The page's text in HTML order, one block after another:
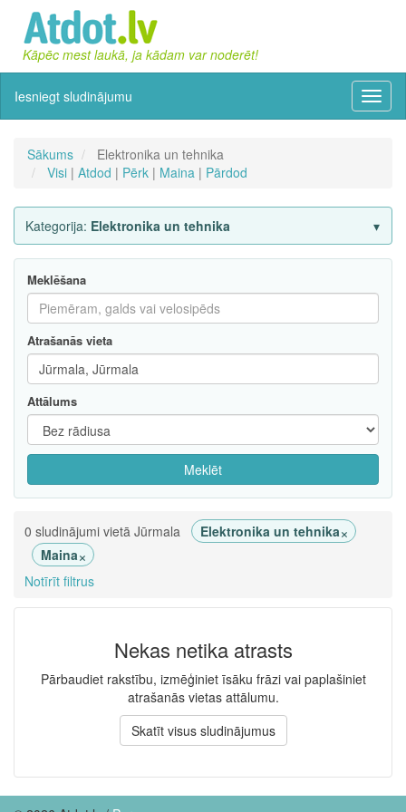
Kāpēc mest laukā, ja kādam var noderēt!
Iesniegt sludinājumu
Sākums
Elektronika un tehnika
Visi | Atdod | Pērk | Maina | Pārdod
Kategorija: Elektronika un tehnika
Meklēšana
Atrašanās vieta
Attālums
Meklēt
0 sludinājumi vietā Jūrmala Elektronika un tehnika×
Maina×
Notīrīt filtrus
Nekas netika atrasts
Pārbaudiet rakstību, izmēģiniet īsāku frāzi vai paplašiniet
atrašanās vietas attālumu.
Skatīt visus sludinājumus